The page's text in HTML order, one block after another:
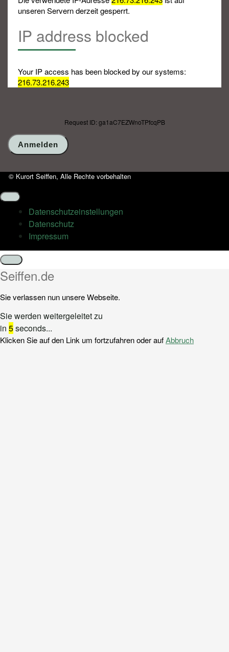
unseren Servern derzeit gesperrt.
IP address blocked
Your IP access has been blocked by our systems:
216.73.216.243
Request ID: ga1aC7EZWnoTPfcqPB
© Kurort Seiffen, Alle Rechte vorbehalten
Datenschutz­einstellungen
Datenschutz
Impressum
Schließen
Seiffen.de
Sie verlassen nun unsere Webseite.
Sie werden weitergeleitet zu
in 5seconds...
Klicken Sie auf den Link um fortzufahren oder aufAbbruch